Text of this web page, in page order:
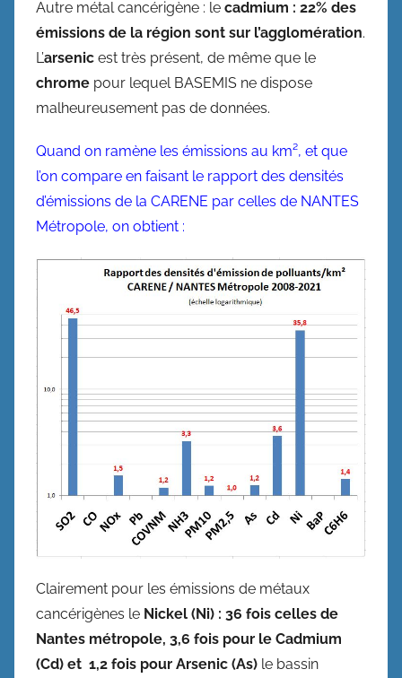
Autre métal cancérigène : le cadmium : 22% des
émissions de la région sont sur l’agglomération.
L’arsenic est très présent, de même que le
chrome pour lequel BASEMIS ne dispose
malheureusement pas de données.
Quand on ramène les émissions au km², et que
l’on compare en faisant le rapport des densités
d’émissions de la CARENE par celles de NANTES
Métropole, on obtient :
Clairement pour les émissions de métaux
cancérigènes le Nickel (Ni) : 36 fois celles de
Nantes métropole, 3,6 fois pour le Cadmium
(Cd) et 1,2 fois pour Arsenic (As) le bassin